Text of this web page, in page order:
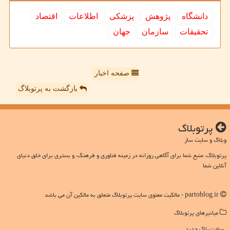
دانشگاه پژوهش پزشكی اطلاعات
اقتصاد
تحقیقات
سازمان جهان
صفحه اخبار
بازگشت به پرتوبلاگ
پرتوبلاگ
وبلاگ و سایت ساز
پرتوبلاگ، منبع شما برای آگاهی روزانه در زمینه فناوری و فرهنگ، و بستری برای خلق دنیای
آنلاین شما
میانبرهای پرتوبلاگ